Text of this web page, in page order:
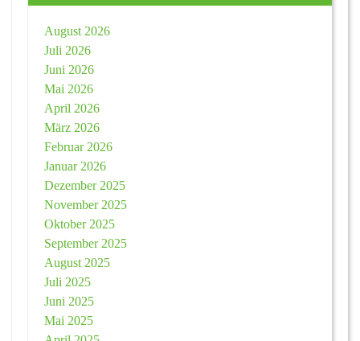
August 2026
Juli 2026
Juni 2026
Mai 2026
April 2026
März 2026
Februar 2026
Januar 2026
Dezember 2025
November 2025
Oktober 2025
September 2025
August 2025
Juli 2025
Juni 2025
Mai 2025